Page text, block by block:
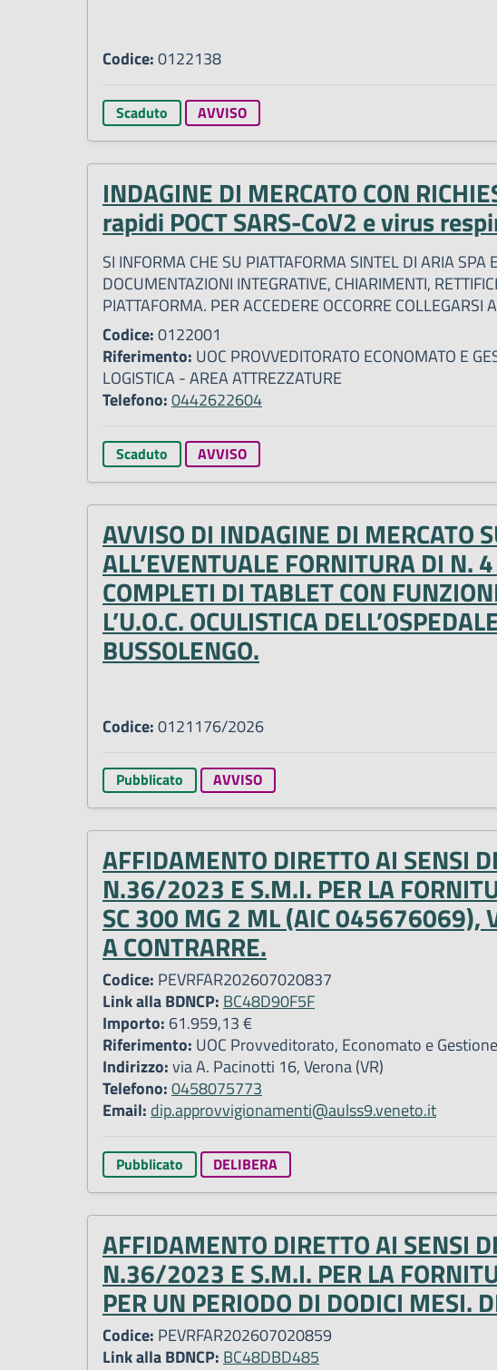
Codice:0122138
Scaduto AVVISO
INDAGINE DI MERCATO CON
rapidi POCT SARS-CoV2 e virus
SI INFORMA CHE SU PIATTAFORMA SINTEL DI ARIA SPA
DOCUMENTAZIONI INTEGRATIVE, CHIARIMENTI,
PIATTAFORMA. PER ACCEDERE OCCORRE
Codice:0122001
Riferimento: UOC PROVVEDITORATO ECONOMATO E
LOGISTICA - AREA ATTREZZATURE
Telefono:0442622604
Scaduto AVVISO
AVVISO DI INDAGINE DI MERCATO
ALL’EVENTUALE FORNITURA DI N.
COMPLETI DI TABLET CON
L’U.O.C. OCULISTICA
BUSSOLENGO.
Codice:0121176/2026
Pubblicato AVVISO
AFFIDAMENTO DIRETTO AI SENSI
N.36/2023 E S.M.I. PER LA
SC 300 MG 2 ML (AIC 045676069),
A CONTRARRE.
Codice: PEVRFAR202607020837
Link alla BDNCP: BC48D90F5F
Importo: 61.959,13 €
Riferimento: UOC Provveditorato, Economato e
Indirizzo:via A. Pacinotti 16, Verona (VR)
Telefono:0458075773
Email: dip.approvvigionamenti@aulss9.veneto.it
Pubblicato DELIBERA
AFFIDAMENTO DIRETTO AI SENSI
N.36/2023 E S.M.I. PER LA
PER UN PERIODO DI DODICI MESI.
Codice: PEVRFAR202607020859
Link alla BDNCP: BC48DBD485